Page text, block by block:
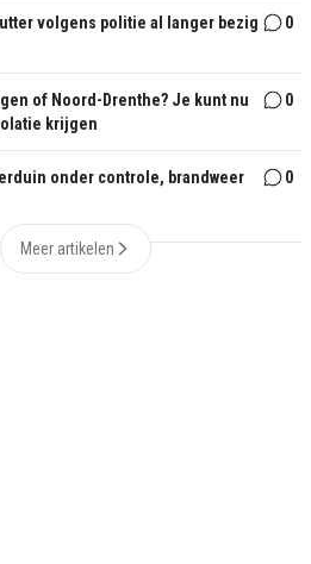
volgens politie al langer bezig
0
of Noord-Drenthe? Je kunt nu
krijgen
0
onder controle, brandweer
0
Meer artikelen